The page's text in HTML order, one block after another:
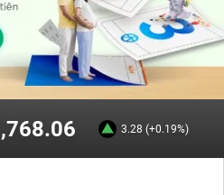
3.28 (+0.19%)